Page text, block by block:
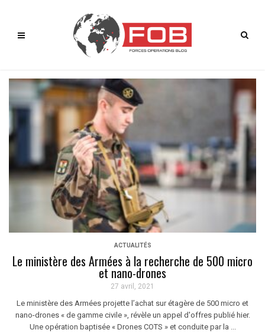
ACTUALITÉS
Le ministère des Armées à la recherche de 500 micro
et nano-drones
27 avril, 2021
Le ministère des Armées projette l’achat sur étagère de 500 micro et
nano-drones « de gamme civile », révèle un appel d'offres publié hier.
Une opération baptisée « Drones COTS » et conduite par la ...